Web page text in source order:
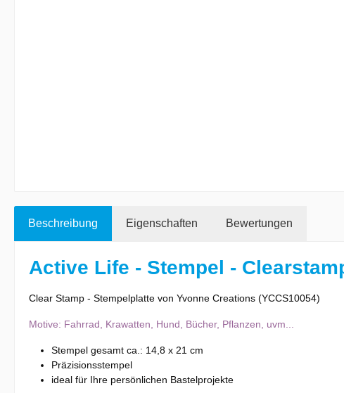
Beschreibung Eigenschaften Bewertungen
Active Life - Stempel -
Clear Stamp - Stempelplatte von Yvonne Creations (YCCS10054)
Motive: Fahrrad, Krawatten, Hund, Bücher, Pflanzen, uvm...
Stempel gesamt ca.: 14,8 x 21 cm
Präzisionsstempel
ideal für Ihre persönlichen Bastelprojekte